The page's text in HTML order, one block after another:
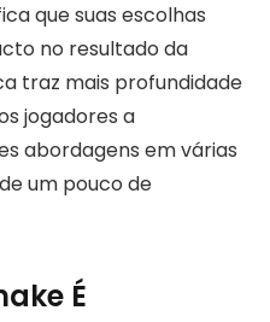
que suas escolhas
no resultado da
traz mais profundidade
jogadores a
abordagens em várias
um pouco de
É